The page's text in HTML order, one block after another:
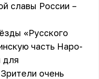
славы России –
«Русского
часть Наро-
для
очень